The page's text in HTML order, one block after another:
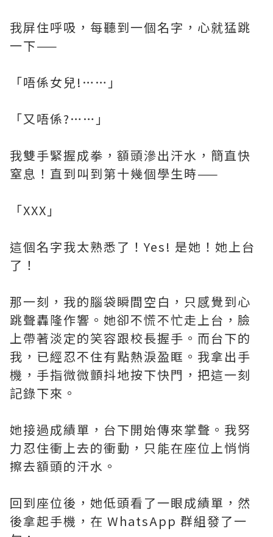
我屏住呼吸，每聽到一個名字，心就猛跳
一下——
「唔係女兒!……」
「又唔係?……」
我雙手緊握成拳，額頭滲出汗水，簡直快
窒息！直到叫到第十幾個學生時——
「XXX」
這個名字我太熟悉了！Yes! 是她！她上台
了！
那一刻，我的腦袋瞬間空白，只感覺到心
跳聲轟隆作響。她卻不慌不忙走上台，臉
上帶著淡定的笑容跟校長握手。而台下的
我，已經忍不住有點熱淚盈眶。我拿出手
機，手指微微顫抖地按下快門，把這一刻
記錄下來。
她接過成績單，台下開始傳來掌聲。我努
力忍住衝上去的衝動，只能在座位上悄悄
擦去額頭的汗水。
回到座位後，她低頭看了一眼成績單，然
後拿起手機，在 WhatsApp 群組發了一